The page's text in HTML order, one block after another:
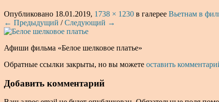
Опубликовано 18.01.2019, 1738 × 1230 в галерее Вьетнам в
← Предыдущий /Следующий →
Афиши фильма «Белое шелковое платье»
Обратные ссылки закрыты, но вы можете оставить
Добавить комментарий